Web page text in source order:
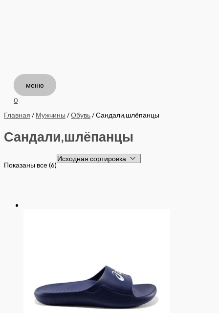
меню
0
Главная / Мужчины /Обувь/ Сандали,шлёпанцы
Сандали,шлёпанцы
Показаны все (6)